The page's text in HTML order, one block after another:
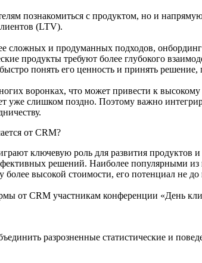
познакомиться с продуктом, но и
(LTV).
сложных и продуманных подходов,
продукты требуют более глубокого
понять его ценность и принять решение,
воронках, что может привести к
уже слишком поздно. Поэтому важно
от CRM?
ключевую роль для развития продуктов
решений. Наиболее популярными
более высокой стоимости, его потенциал не
от CRM участникам конференции «День
разрозненные статистические и